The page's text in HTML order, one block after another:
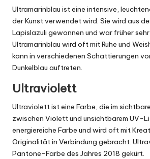
Ultramarinblau ist eine intensive,
der Kunst verwendet wird. Sie wird aus
Lapislazuli gewonnen und war früher
Ultramarinblau wird oft mit Ruhe und
kann in verschiedenen Schattierungen
Dunkelblau auftreten.
Ultraviolett
Ultraviolett ist eine Farbe, die im
zwischen Violett und unsichtbarem UV-
energiereiche Farbe und wird oft mit
Originalität in Verbindung gebracht.
Pantone-Farbe des Jahres 2018 gekürt.